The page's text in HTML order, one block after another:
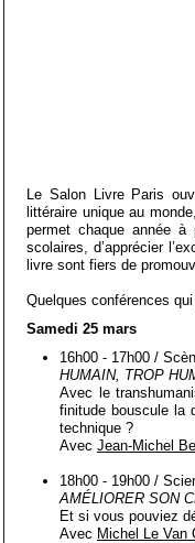
Le Salon Livre Paris
littéraire unique au
permet chaque année
scolaires, d’apprécier
livre sont fiers de
Quelques conférences
Samedi 25 mars
16h00 - 17h00 /
HUMAIN, TROP
Avec le
finitude bouscule la
technique ?
Avec Jean-Michel
18h00 - 19h00 /
AMÉLIORER SON
Et si vous pouviez
Avec Michel Le Van